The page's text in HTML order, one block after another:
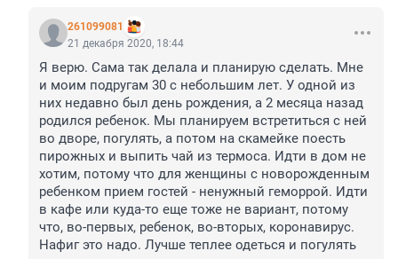
261099081
21 декабря 2020, 18:44
Я верю. Сама так делала и планирую сделать. Мне
и моим подругам 30 с небольшим лет. У одной из
них недавно был день рождения, а 2 месяца назад
родился ребенок. Мы планируем встретиться с ней
во дворе, погулять, а потом на скамейке поесть
пирожных и выпить чай из термоса. Идти в дом не
хотим, потому что для женщины с новорожденным
ребенком прием гостей - ненужный геморрой. Идти
в кафе или куда-то еще тоже не вариант, потому
что, во-первых, ребенок, во-вторых, коронавирус.
Нафиг это надо. Лучше теплее одеться и погулять